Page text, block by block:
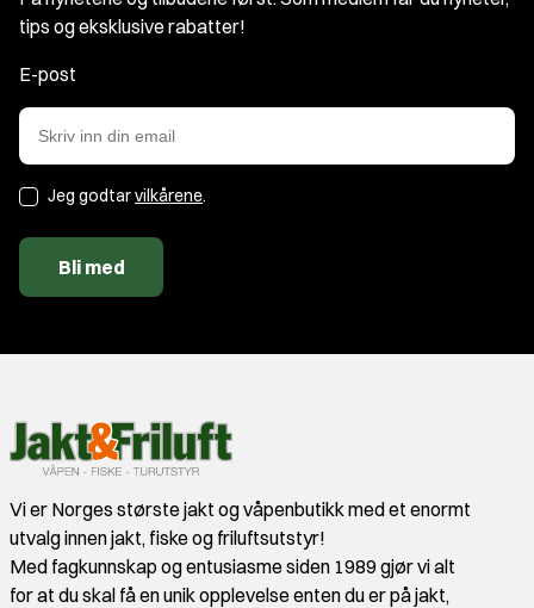
tips og eksklusive rabatter!
E-post
Jeg godtarvilkårene.
Bli med
Vi er Norges største jakt og våpenbutikk med et enormt
utvalg innen jakt, fiske og friluftsutstyr!
Med fagkunnskap og entusiasme siden 1989 gjør vi alt
for at du skal få en unik opplevelse enten du er på jakt,